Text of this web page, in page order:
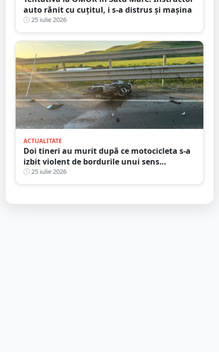
auto rănit cu cuțitul, i s-a distrus și mașina
25 iulie 2026
ACTUALITATE
Doi tineri au murit după ce motocicleta s-a
izbit violent de bordurile unui sens
giratoriu. Tragedie în județul vecin
25 iulie 2026